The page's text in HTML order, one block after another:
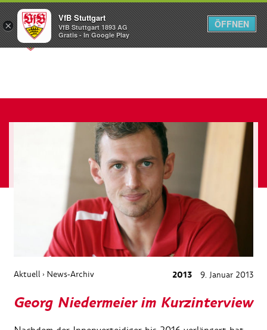
Menü
Aktuell › News-Archiv 2013 9. Januar 2013
Georg Niedermeier im Kurzinterview
×
VfB Stuttgart
VfB Stuttgart 1893 AG
Gratis - In Google Play
ÖFFNEN